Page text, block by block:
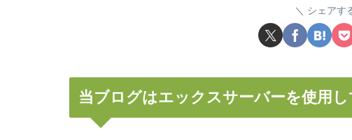
シェアす
当ブログはエックスサーバーを使用